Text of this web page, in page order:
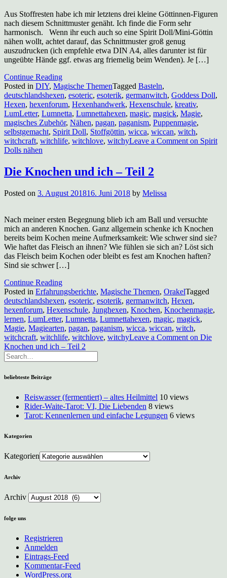
Aus Stoffresten habe ich mir letztens drei kleine Göttinnen-Figuren
nach diesem Schnittmuster genäht. Ich finde die Form sehr
harmonisch. Wenn ihr euch auch so eine Spirit Doll/Mini-Göttin
nähen wollt, achtet darauf, das Schnittmuster groß genug
auszudrucken (ich empfehle etwa DIN A4, alles darunter ist für
ungeübte Hände ggf. etwas arg friemelig beim Wenden). Je […]
Continue Reading
Posted in DIY, Magische ThemenTagged Basteln,
deutschlandshexen, esoteric, esoterik, germanwitch, Goddess Doll,
Hexen, hexenforum, Hexenhandwerk, Hexenschule, kreativ,
LumLetter, Lumnetta, Lumnettahexen, magic, magick, Magie,
magisches Zubehör, Nähen, pagan, paganism, Puppenmagie,
selbstgemacht, Spirit Doll, Stoffgöttin, wicca, wiccan, witch,
witchcraft, witchlife, witchlove, witchyLeave a Comment on Spirit
Dolls nähen
Die Knochen und ich – Teil 2
Posted on 3. August 201816. Juni 2018 by Melissa
Nach meiner ersten Begegnung blieb ich am Ball und versuchte
mich an anderen Knochen. Ganz allgemein schenke ich Knochen
bereits beim Kochen meine Aufmerksamkeit: Wie schwer sind sie?
Wie haftet das Fleisch an ihnen? Wie fühlen sie sich an? Löst sich
das Fleisch beim Kochen oder bleibt es fest am Knochen haften?
Sind sie schwer […]
Continue Reading
Posted in Erfahrungsberichte, Magische Themen, OrakelTagged
deutschlandshexen, esoteric, esoterik, germanwitch, Hexen,
hexenforum, Hexenschule, Junghexen, Knochen, Knochenmagie,
lernen, LumLetter, Lumnetta, Lumnettahexen, magic, magick,
Magie, Magiearten, pagan, paganism, wicca, wiccan, witch,
witchcraft, witchlife, witchlove, witchyLeave a Comment on Die
Knochen und ich – Teil 2
beliebteste Beiträge
Reiswasser (fermentiert) – altes Heilmittel 10 views
Rider-Waite-Tarot: VI, Die Liebenden 8 views
Tarot: Kennenlernen und einfache Legungen 6 views
Kategorien
Kategorien
Archiv
Archiv
folge uns
Registrieren
Anmelden
Eintrags-Feed
Kommentar-Feed
WordPress.org